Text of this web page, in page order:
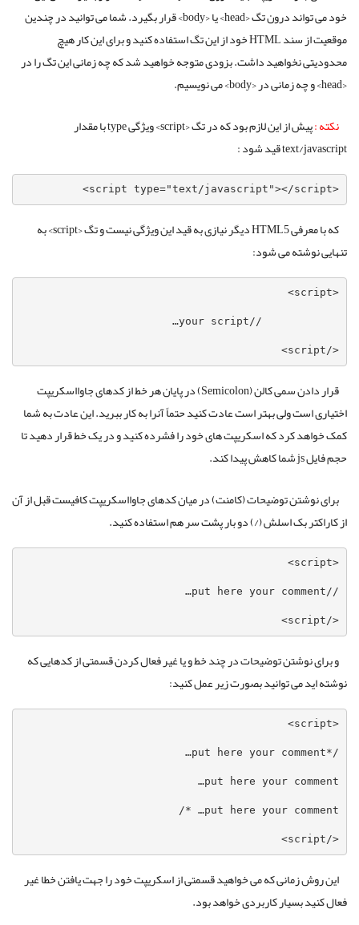
خود می تواند درون تگ <head> یا <body> قرار بگیرد. شما می توانید در چندین
موقعیت از سند HTML خود از این تگ استفاده کنید و برای این کار هیچ
محدودیتی نخواهید داشت. بزودی متوجه خواهید شد که چه زمانی این تگ را در
<head> و چه زمانی در <body> می نویسیم.
نکته :
پیش از این لازم بود که در تگ <script> ویژگی type با مقدار
text/javascript قید شود :
<script type="text/javascript"></script>
که با معرفی HTML5 دیگر نیازی به قید این ویژگی نیست و تگ <script> به
تنهایی نوشته می شود:
<script>
            //your script…
</script>
قرار دادن سمی کالن (Semicolon) در پایان هر خط از کدهای جاوااسکریپت
اختیاری است ولی بهتر است عادت کنید حتماً آنرا به کار ببرید. این عادت به شما
کمک خواهد کرد که اسکریپت های خود را فشرده کنید و در یک خط قرار دهید تا
حجم فایل js شما کاهش پیدا کند.
برای نوشتن توضیحات (کامنت) در میان کدهای جاوااسکریپت کافیست قبل از آن
از کاراکتر بک اسلش (/) دو بار پشت سر هم استفاده کنید.
<script>
//put here your comment…
</script>
و برای نوشتن توضیحات در چند خط و یا غیر فعال کردن قسمتی از کدهایی که
نوشته اید می توانید بصورت زیر عمل کنید:
<script>
/*put here your comment…
put here your comment…
put here your comment… */
</script>
این روش زمانی که می خواهید قسمتی از اسکریپت خود را جهت یافتن خطا غیر
فعال کنید بسیار کاربردی خواهد بود.